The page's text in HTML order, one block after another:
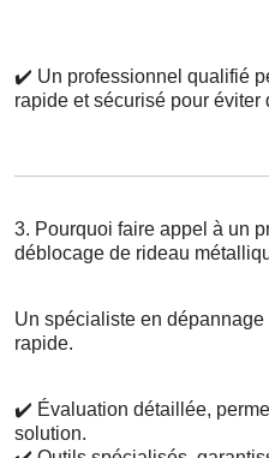
✔️ Un professionnel qualifié
rapide et sécurisé pour éviter
3. Pourquoi faire appel à un
déblocage de rideau
Un spécialiste en
rapide.
✔️ Évaluation détaillée,
solution.